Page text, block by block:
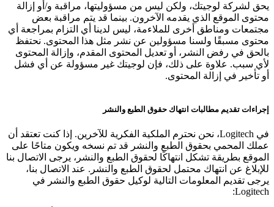
يحق لشركة لوجيتك، ولكن ليس من مسؤوليتها، مراقبة و/أو إزالة
محتوى الموقع الذي يقدمه الآخرون. بينما قد يتم مراقبة بعض
مجتمعات ومناطق أخرى للملاءمة، ليس لدينا أي التزام بمراجعة أي
محتوى مسبقًا ولسنا مسؤولين عن نشر مثل هذا المحتوى. نحتفظ
بالحق في رفض النشر، أو تعديل المحتوى المقدم، وإزالة المحتوى
لأي سبب. علاوة على ذلك، فإن لوجيتك غير مسؤولة عن أي فشل
أو تأخير في إزالة المحتوى.
إجراءات تقديم مطالبات انتهاك حقوق الطبع والنشر
في Logitech، نحن نحترم الملكية الفكرية للآخرين. إذا كنت تعتقد أن
عملك المحمي بحقوق الطبع والنشر قد تم نسخه ويكون متاحًا على
الموقع بطريقة تشكل انتهاكًا لحقوق الطبع والنشر، يرجى الاتصال بنا
للإبلاغ عن انتهاك محتمل لحقوق الطبع والنشر. عند الاتصال بنا،
يرجى تقديم المعلومات التالية لوكيل حقوق الطبع والنشر في
Logitech: